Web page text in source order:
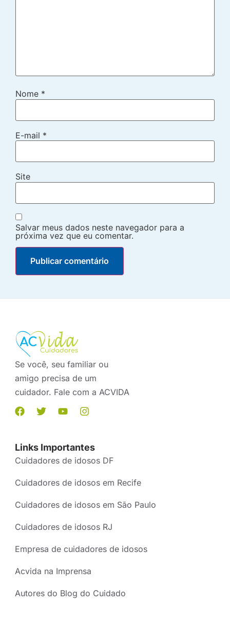
Nome *
E-mail *
Site
Salvar meus dados neste navegador para a
próxima vez que eu comentar.
Se você, seu familiar ou
amigo precisa de um
cuidador. Fale com a ACVIDA
Links Importantes
Cuidadores de idosos DF
Cuidadores de idosos em Recife
Cuidadores de idosos em São Paulo
Cuidadores de idosos RJ
Empresa de cuidadores de idosos
Acvida na Imprensa
Autores do Blog do Cuidado